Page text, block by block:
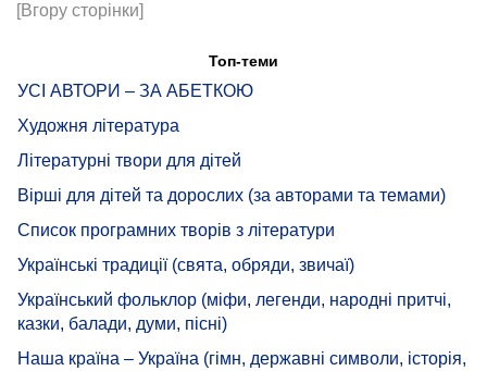
[Вгору сторінки]
Топ-теми
УСІ АВТОРИ – ЗА АБЕТКОЮ
Художня література
Літературні твори для дітей
Вірші для дітей та дорослих (за авторами та темами)
Список програмних творів з літератури
Українські традиції (свята, обряди, звичаї)
Український фольклор (міфи, легенди, народні притчі,
казки, балади, думи, пісні)
Наша країна – Україна (гімн, державні символи, історія,